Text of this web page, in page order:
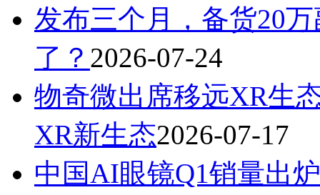
发布三个月，备货20
了？ 2026-07-24
物奇微出席移远XR生
XR新生态2026-07-17
中国AI眼镜Q1销量出